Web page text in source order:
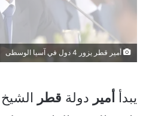
أمير قطر يزور 4 دول في آسيا الوسطى
يبدأ أمير دولة قطر